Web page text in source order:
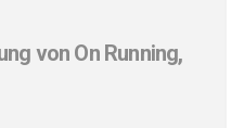
von On Running,